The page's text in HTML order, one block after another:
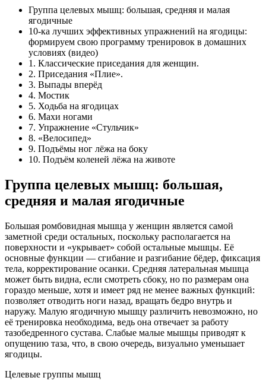
Группа целевых мышц: большая, средняя и малая
ягодичные
10-ка лучших эффективных упражнений на ягодицы:
формируем свою программу тренировок в домашних
условиях (видео)
1. Классические приседания для женщин.
2. Приседания «Плие».
3. Выпады вперёд
4. Мостик
5. Ходьба на ягодицах
6. Махи ногами
7. Упражнение «Стульчик»
8. «Велосипед»
9. Подъёмы ног лёжа на боку
10. Подъём коленей лёжа на животе
Группа целевых мышц: большая,
средняя и малая ягодичные
Большая ромбовидная мышца у женщин является самой
заметной среди остальных, поскольку располагается на
поверхности и «укрывает» собой остальные мышцы. Её
основные функции — сгибание и разгибание бёдер, фиксация
тела, корректирование осанки. Средняя латеральная мышца
может быть видна, если смотреть сбоку, но по размерам она
гораздо меньше, хотя и имеет ряд не менее важных функций:
позволяет отводить ноги назад, вращать бедро внутрь и
наружу. Малую ягодичную мышцу различить невозможно, но
её тренировка необходима, ведь она отвечает за работу
тазобедренного сустава. Слабые малые мышцы приводят к
опущению таза, что, в свою очередь, визуально уменьшает
ягодицы.
Целевые группы мышц